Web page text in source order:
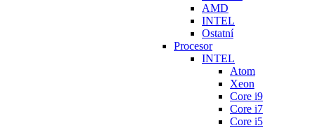
AMD
INTEL
Ostatní
Procesor
INTEL
Atom
Xeon
Core i9
Core i7
Core i5